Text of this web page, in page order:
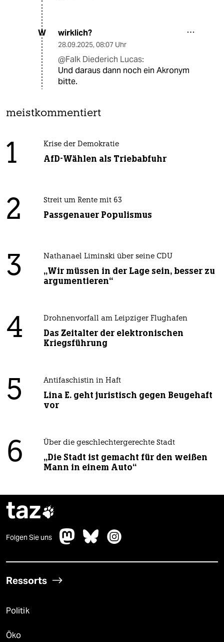
W wirklich?
28.09.2025, 08:07 Uhr
@Falk Diederich Lucas:
Und daraus dann noch ein Akronym
bitte.
meistkommentiert
1 Krise der Demokratie
AfD-Wählen als Triebabfuhr
2 Streit um Rente mit 63
Passgenauer Populismus
3 Nathanael Liminski über seine CDU
„Wir müssen in der Lage sein, besser zu
argumentieren“
4 Drohnenvorfall am Leipziger Flughafen
Das Zeitalter der elektronischen
Kriegsführung
5 Antifaschistin in Haft
Lina E. geht juristisch gegen Beugehaft
vor
6 Über die geschlechtergerechte Stadt
„Die Stadt ist gemacht für den weißen
Mann in einem Auto“
taz
Folgen Sie uns
Ressorts
Politik
Öko